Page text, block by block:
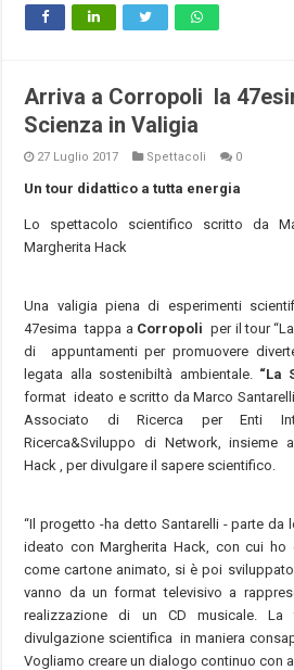
Arriva a Corropoli la
Scienza in Valigia
27 Luglio 2017 Spettacoli 0
Un tour didattico a tutta energia
Lo spettacolo scientifico scritto da
Margherita Hack
Una valigia piena di esperimenti
47esima tappa a Corropoli per il tour
di appuntamenti per promuovere
legata alla sostenibiltà ambientale.
“La
format ideato e scritto da Marco
Associato di Ricerca per Enti
Ricerca&Sviluppo di Network, insieme
Hack , per divulgare il sapere scientifico.
“Il progetto -ha detto Santarelli - parte da
ideato con Margherita Hack, con cui ho
come cartone animato, si è poi
vanno da un format televisivo a
realizzazione di un CD musicale.
divulgazione scientifica in maniera
Vogliamo creare un dialogo continuo con